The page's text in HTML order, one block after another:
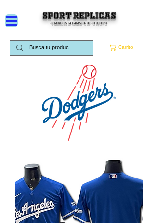
Carrito
SPORT REPLICAS
TE MERECES LA CAMISETA DE TU EQUIPO